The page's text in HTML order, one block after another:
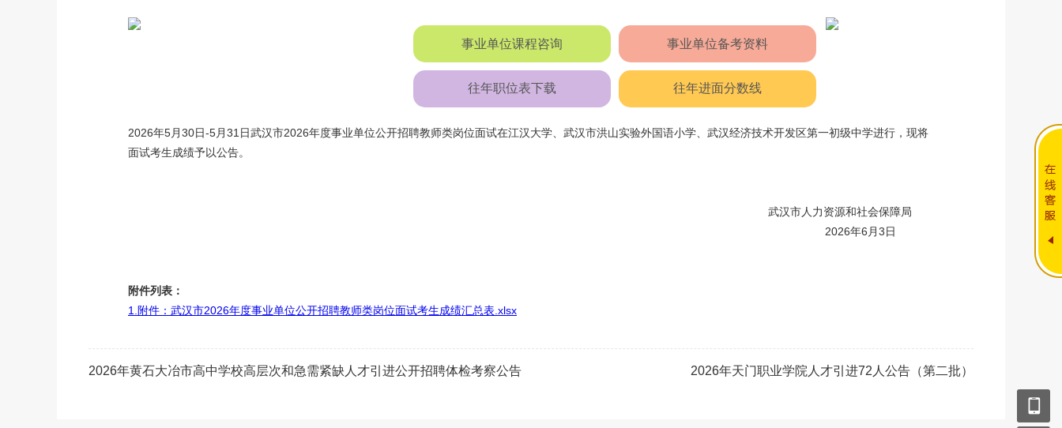
事业单位课程咨询 事业单位备考资料
往年职位表下载 往年进面分数线
2026年5月30日-5月31日武汉市2026年度事业单位公开招聘教师类岗位面试在江汉大学、武汉市洪山实验外国语小学、武汉经济技术开发区第一初级中学进行，现将
面试考生成绩予以公告。
武汉市人力资源和社会保障局
2026年6月3日
附件列表：
1.附件：武汉市2026年度事业单位公开招聘教师类岗位面试考生成绩汇总表.xlsx
2026年黄石大冶市高中学校高层次和急需紧缺人才引进公开招聘体检考察公告 2026年天门职业学院人才引进72人公告（第二批）